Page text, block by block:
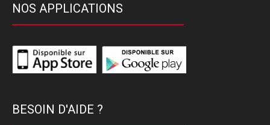
NOS APPLICATIONS
BESOIN D'AIDE ?